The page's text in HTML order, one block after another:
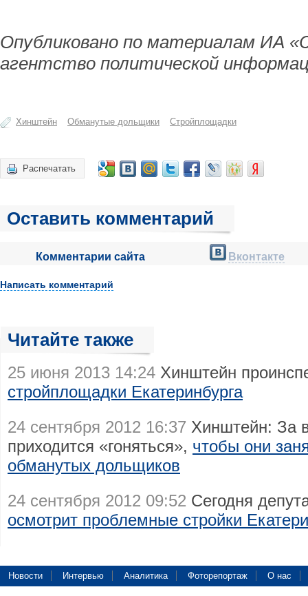
Опубликовано по материалам ИА
агентство политической
Хинштейн Обманутые дольщики Стройплощадки
Распечатать
Оставить комментарий
Комментарии сайта Вконтакте
Написать комментарий
Читайте также
25 июня 2013 14:24 Хинштейн
стройплощадки Екатеринбурга
24 сентября 2012 16:37 Хинштейн: За
приходится «гоняться», чтобы они
обманутых дольщиков
24 сентября 2012 09:52 Сегодня
осмотрит проблемные стройки
Новости Интервью Аналитика Фоторепортаж О нас